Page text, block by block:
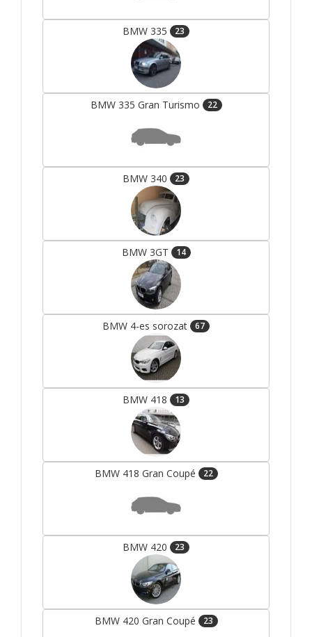
BMW 335 23
BMW 335 Gran Turismo 22
BMW 340 23
BMW 3GT 14
BMW 4-es sorozat 67
BMW 418 13
BMW 418 Gran Coupé 22
BMW 420 23
BMW 420 Gran Coupé 23